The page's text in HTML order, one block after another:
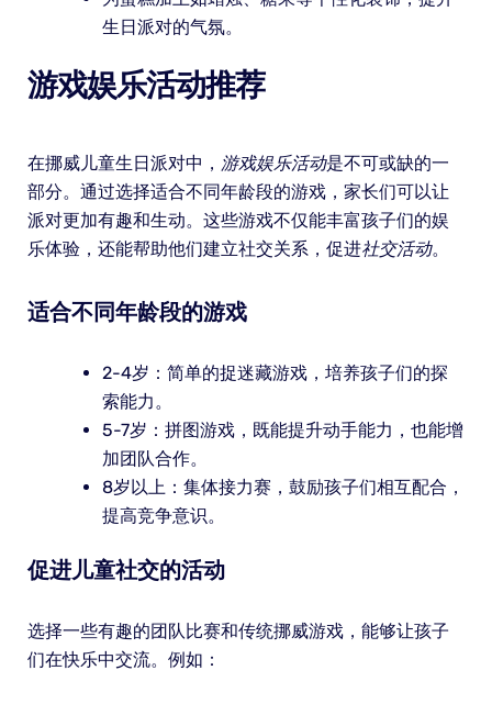
生日派对的气氛。
游戏娱乐活动推荐
在挪威儿童生日派对中， 游戏娱乐活动是不可或缺的一
部分。通过选择适合不同年龄段的游戏，家长们可以让
派对更加有趣和生动。这些游戏不仅能丰富孩子们的娱
乐体验，还能帮助他们建立社交关系，促进社交活动。
适合不同年龄段的游戏
2-4岁：简单的捉迷藏游戏，培养孩子们的探
索能力。
5-7岁：拼图游戏，既能提升动手能力，也能增
加团队合作。
8岁以上：集体接力赛，鼓励孩子们相互配合，
提高竞争意识。
促进儿童社交的活动
选择一些有趣的团队比赛和传统挪威游戏，能够让孩子
们在快乐中交流。例如：